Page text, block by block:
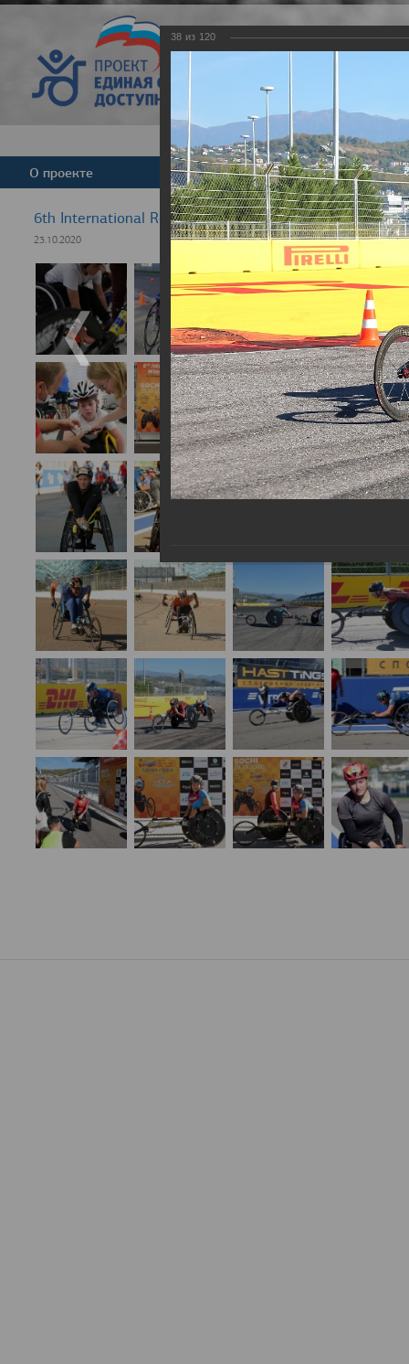
Версия для
О проекте Команда Новости
6th International Rezept-Sport Wheelchair Half
23.10.2020
38 из 120